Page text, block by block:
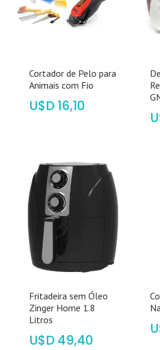
Cortador de Pelo para
Animais com Fio
$ 16,10
Fritadeira sem Óleo
Zinger Home 1.8
Litros
$ 49,40